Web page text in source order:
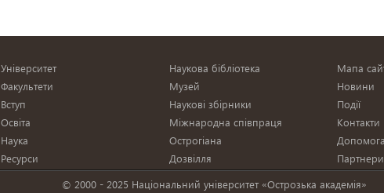
Наукова бібліотека
Музей
Наукові збірники
Міжнародна співпраця
Острогіана
Дозвілля
Університет
Факультети
Вступ
Освіта
Наука
Ресурси
Мапа
Новини
Події
Контакти
Допомога
Партнери
© 2000 - 2025 Національний університет «Острозька академія»